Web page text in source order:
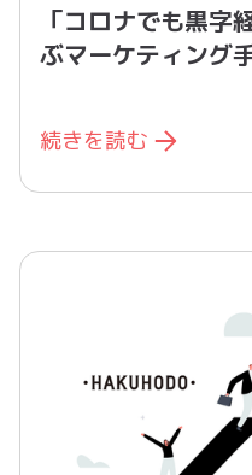
「コロナでも黒字
ぶマーケティング
続きを読む